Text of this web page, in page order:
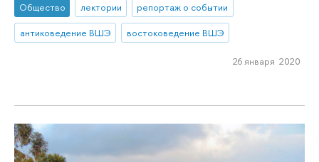
Общество лектории
репортаж о событии
антиковедение ВШЭ
востоковедение ВШЭ
26 января 2020